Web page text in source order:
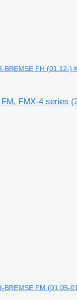
BREMSE FH (01.12-)
FMX-4 series
BREMSE FM (01.05-